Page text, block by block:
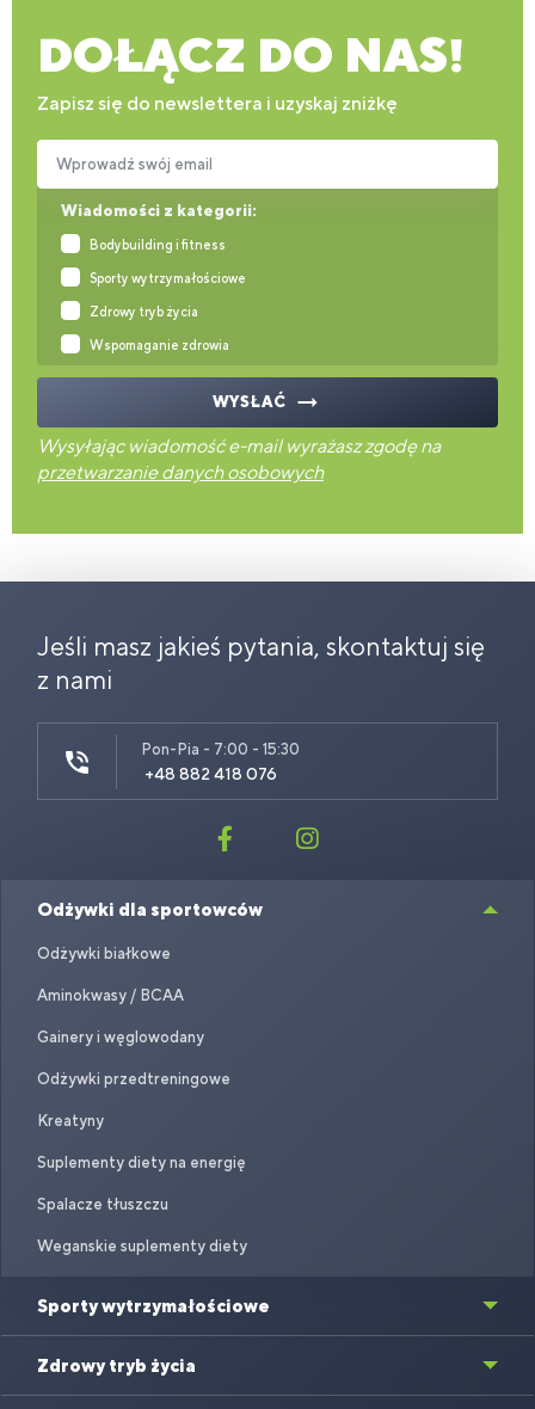
DOŁĄCZ DO NAS!
Zapisz się do newslettera i uzyskaj zniżkę
Wiadomości z kategorii:
Bodybuilding i fitness
Sporty wytrzymałościowe
Zdrowy tryb życia
Wspomaganie zdrowia
Wprowadź swój email
WYSŁAĆ
Wysyłając wiadomość e-mail wyrażasz zgodę na
przetwarzanie danych osobowych
Jeśli masz jakieś pytania, skontaktuj się
z nami
Pon-Pia - 7:00 - 15:30
+48 882 418 076
Odżywki dla sportowców
Odżywki białkowe
Aminokwasy / BCAA
Gainery i węglowodany
Odżywki przedtreningowe
Kreatyny
Suplementy diety na energię
Spalacze tłuszczu
Weganskie suplementy diety
Sporty wytrzymałościowe
Zdrowy tryb życia